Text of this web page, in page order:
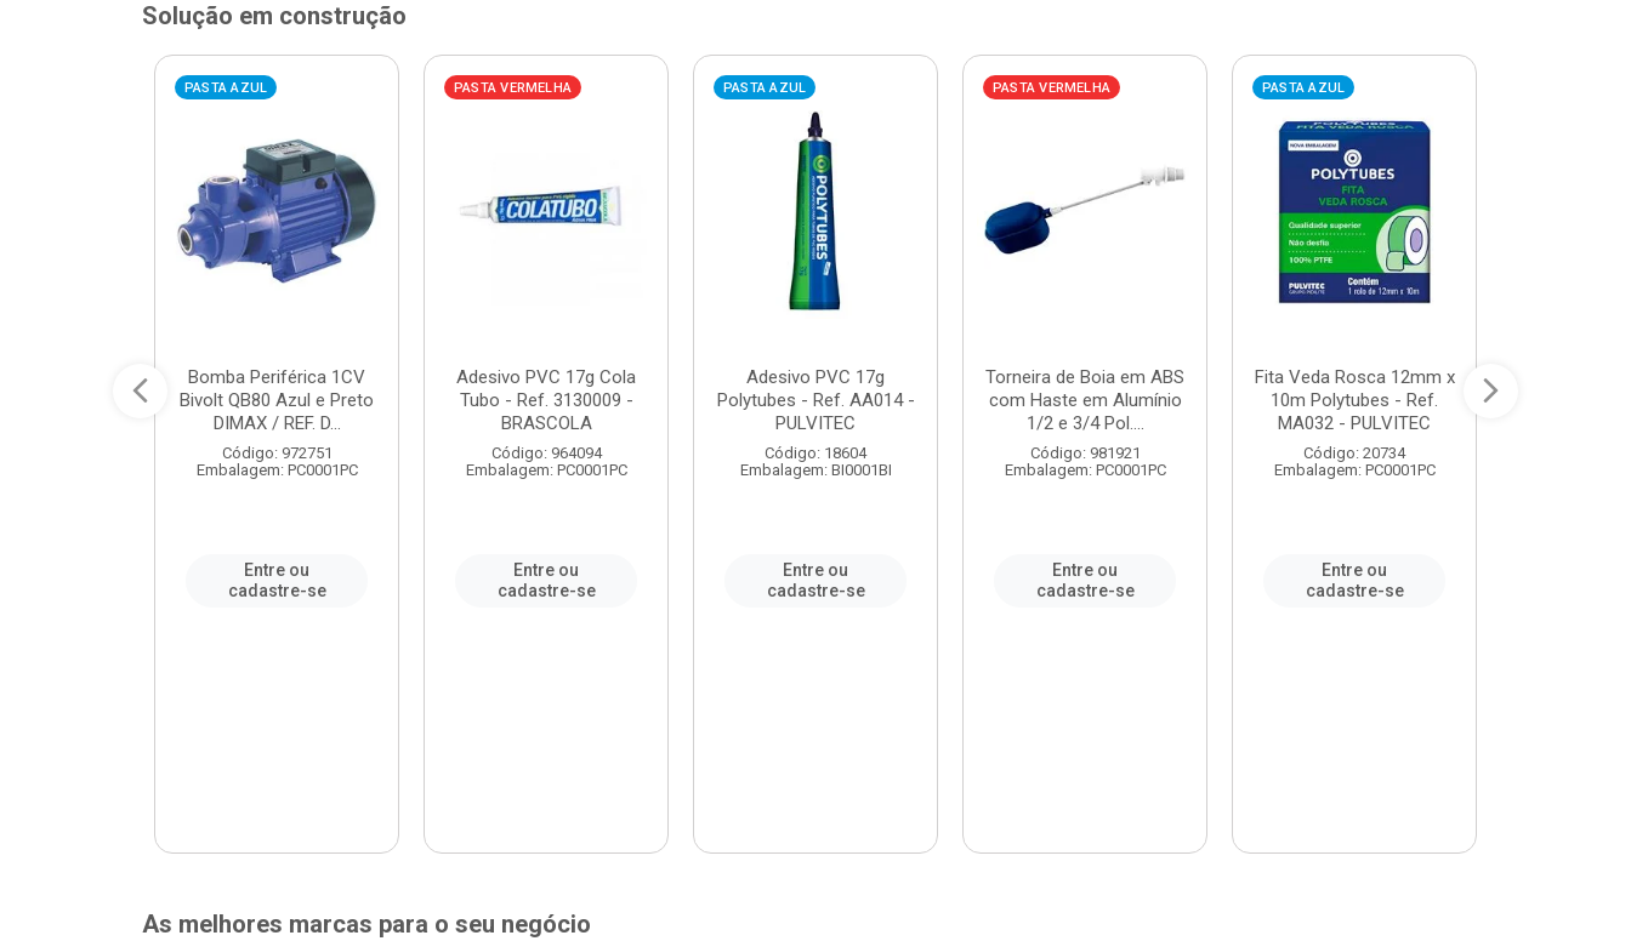
Solução em construção
PASTA AZUL
Bomba Periférica 1CV
Bivolt QB80 Azul e Preto
DIMAX / REF. D...
Código: 972751
Embalagem: PC0001PC
Entre ou
cadastre-se
PASTA VERMELHA
Adesivo PVC 17g Cola
Tubo - Ref. 3130009 -
BRASCOLA
Código: 964094
Embalagem: PC0001PC
Entre ou
cadastre-se
PASTA AZUL
Adesivo PVC 17g
Polytubes - Ref. AA014 -
PULVITEC
Código: 18604
Embalagem: BI0001BI
Entre ou
cadastre-se
PASTA VERMELHA
Torneira de Boia em ABS
com Haste em Alumínio
1/2 e 3/4 Pol....
Código: 981921
Embalagem: PC0001PC
Entre ou
cadastre-se
PASTA AZUL
Fita Veda Rosca 12mm x
10m Polytubes - Ref.
MA032 - PULVITEC
Código: 20734
Embalagem: PC0001PC
Entre ou
cadastre-se
As melhores marcas para o seu negócio